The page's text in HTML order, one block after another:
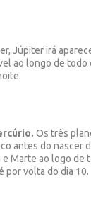
Júpiter irá
ao longo de todo
Os três
antes do nascer
Marte ao logo de
por volta do dia 10.